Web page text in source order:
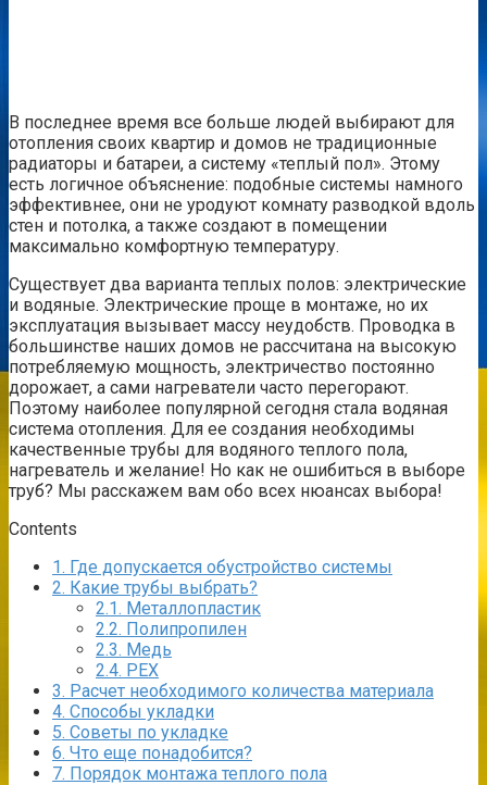
В последнее время все больше людей выбирают для
отопления своих квартир и домов не традиционные
радиаторы и батареи, а систему «теплый пол». Этому
есть логичное объяснение: подобные системы намного
эффективнее, они не уродуют комнату разводкой вдоль
стен и потолка, а также создают в помещении
максимально комфортную температуру.
Существует два варианта теплых полов: электрические
и водяные. Электрические проще в монтаже, но их
эксплуатация вызывает массу неудобств. Проводка в
большинстве наших домов не рассчитана на высокую
потребляемую мощность, электричество постоянно
дорожает, а сами нагреватели часто перегорают.
Поэтому наиболее популярной сегодня стала водяная
система отопления. Для ее создания необходимы
качественные трубы для водяного теплого пола,
нагреватель и желание! Но как не ошибиться в выборе
труб? Мы расскажем вам обо всех нюансах выбора!
Contents
1. Где допускается обустройство системы
2. Какие трубы выбрать?
2.1. Металлопластик
2.2. Полипропилен
2.3. Медь
2.4. PEX
3. Расчет необходимого количества материала
4. Способы укладки
5. Советы по укладке
6. Что еще понадобится?
7. Порядок монтажа теплого пола